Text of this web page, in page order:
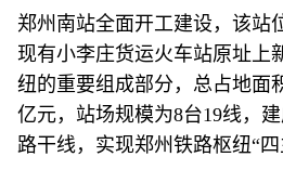
郑州南站全面开工建设，该站
现有小李庄货运火车站原址上
纽的重要组成部分，总占地面
亿元，站场规模为8台19线，
路干线，实现郑州铁路枢纽“四